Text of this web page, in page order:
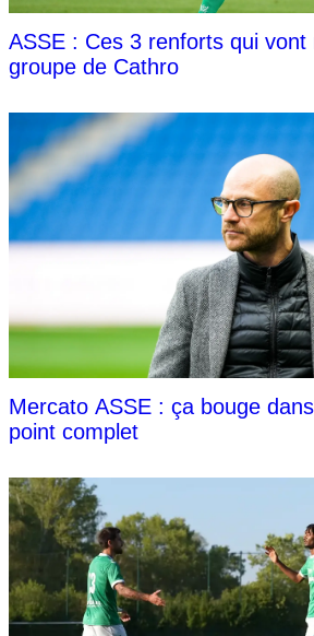
ASSE : Ces 3 renforts qui vont
groupe de Cathro
Mercato ASSE : ça bouge
point complet